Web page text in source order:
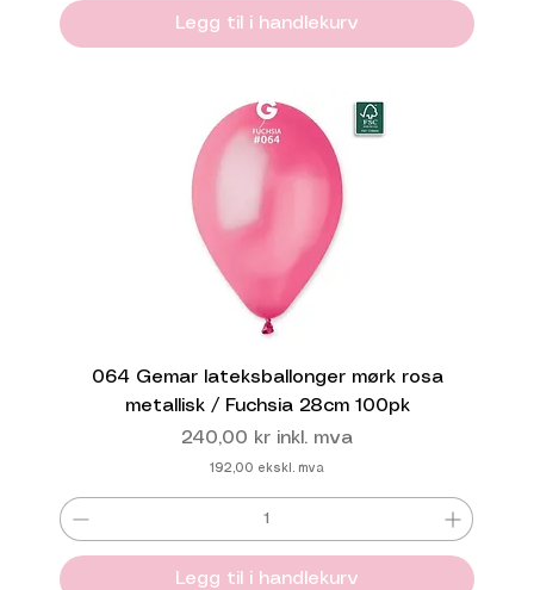
Legg til i handlekurv
064 Gemar lateksballonger mørk rosa
metallisk / Fuchsia 28cm 100pk
Pris
240,00 kr inkl. mva
192,00 ekskl. mva
Legg til i handlekurv